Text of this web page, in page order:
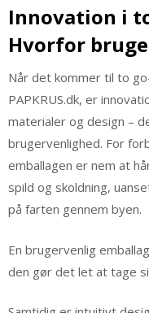
Innovation i
Hvorfor
Når det kommer til to
PAPKRUS.dk, er
materialer og design –
brugervenlighed. For
emballagen er nem at
spild og skoldning,
på farten gennem byen.
En brugervenlig
den gør det let at tage